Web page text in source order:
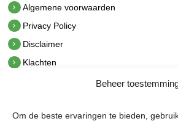
Beheer
Om de beste ervaringen te bieden,
Algemene voorwaarden
Privacy Policy
Disclaimer
Klachten
hetindustriehuis B.V.